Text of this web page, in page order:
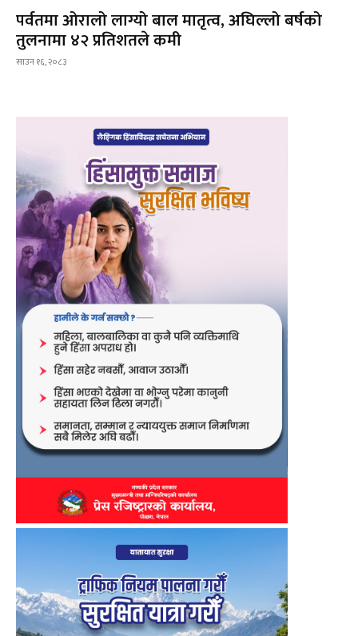
पर्वतमा ओरालो लाग्यो बाल मातृत्व, अघिल्लो बर्षको
तुलनामा ४२ प्रतिशतले कमी
साउन १६, २०८३